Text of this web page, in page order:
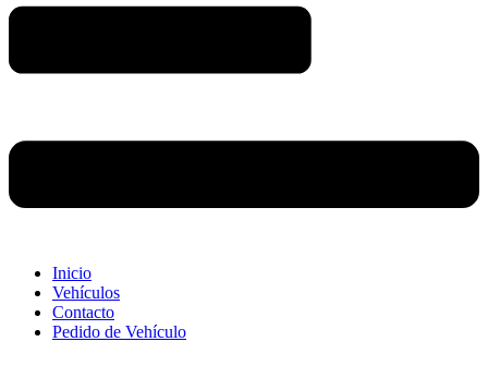
Inicio
Vehículos
Contacto
Pedido de Vehículo